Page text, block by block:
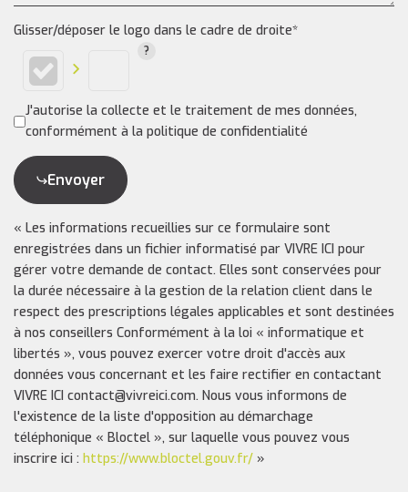
Glisser/déposer le logo dans le cadre de droite*
J'autorise la collecte et le traitement de mes données,
conformément à la politique de confidentialité
Envoyer
« Les informations recueillies sur ce formulaire sont
enregistrées dans un fichier informatisé par VIVRE ICI pour
gérer votre demande de contact. Elles sont conservées pour
la durée nécessaire à la gestion de la relation client dans le
respect des prescriptions légales applicables et sont destinées
à nos conseillers Conformément à la loi « informatique et
libertés », vous pouvez exercer votre droit d'accès aux
données vous concernant et les faire rectifier en contactant
VIVRE ICI contact@vivreici.com. Nous vous informons de
l'existence de la liste d'opposition au démarchage
téléphonique « Bloctel », sur laquelle vous pouvez vous
inscrire ici : https://www.bloctel.gouv.fr/ »